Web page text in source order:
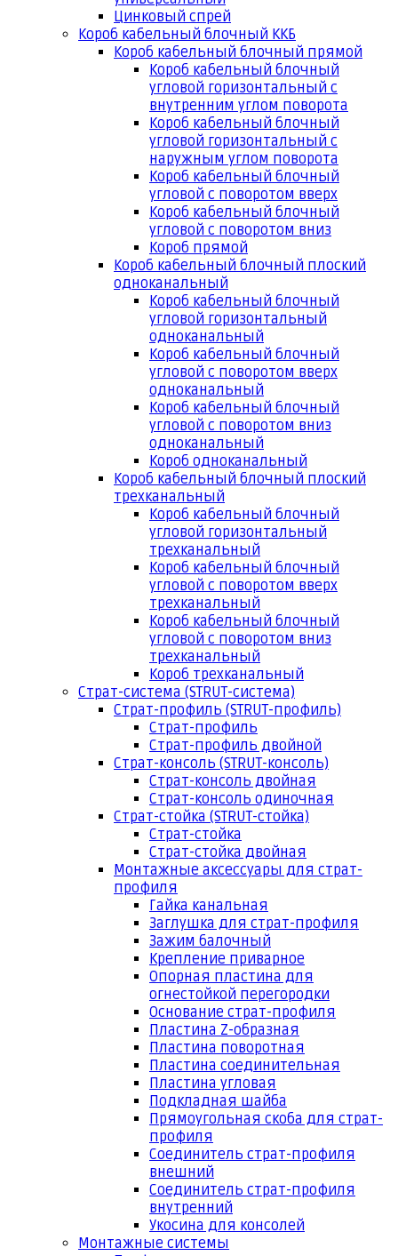
Цинковый спрей
Короб кабельный блочный ККБ
Короб кабельный блочный прямой
Короб кабельный блочный
угловой горизонтальный с
внутренним углом поворота
Короб кабельный блочный
угловой горизонтальный с
наружным углом поворота
Короб кабельный блочный
угловой с поворотом вверх
Короб кабельный блочный
угловой с поворотом вниз
Короб прямой
Короб кабельный блочный плоский
одноканальный
Короб кабельный блочный
угловой горизонтальный
одноканальный
Короб кабельный блочный
угловой с поворотом вверх
одноканальный
Короб кабельный блочный
угловой с поворотом вниз
одноканальный
Короб одноканальный
Короб кабельный блочный плоский
трехканальный
Короб кабельный блочный
угловой горизонтальный
трехканальный
Короб кабельный блочный
угловой с поворотом вверх
трехканальный
Короб кабельный блочный
угловой с поворотом вниз
трехканальный
Короб трехканальный
Страт-система (STRUT-система)
Страт-профиль (STRUT-профиль)
Страт-профиль
Страт-профиль двойной
Страт-консоль (STRUT-консоль)
Страт-консоль двойная
Страт-консоль одиночная
Страт-стойка (STRUT-стойка)
Страт-стойка
Страт-стойка двойная
Монтажные аксессуары для страт-
профиля
Гайка канальная
Заглушка для страт-профиля
Зажим балочный
Крепление приварное
Опорная пластина для
огнестойкой перегородки
Основание страт-профиля
Пластина Z-образная
Пластина поворотная
Пластина соединительная
Пластина угловая
Подкладная шайба
Прямоугольная скоба для страт-
профиля
Соединитель страт-профиля
внешний
Соединитель страт-профиля
внутренний
Укосина для консолей
Монтажные системы